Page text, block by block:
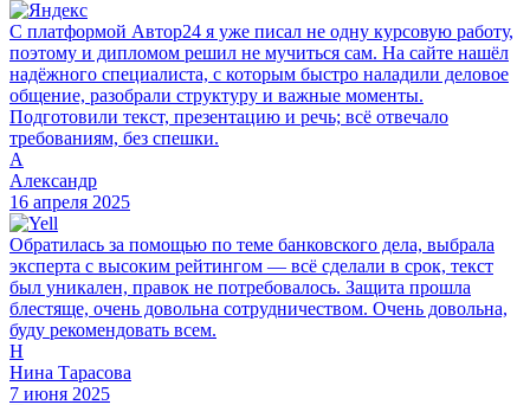
С платформой Автор24 я уже писал не одну курсовую работу,
поэтому и дипломом решил не мучиться сам. На сайте нашёл
надёжного специалиста, с которым быстро наладили деловое
общение, разобрали структуру и важные моменты.
Подготовили текст, презентацию и речь; всё отвечало
требованиям, без спешки.
А
Александр
16 апреля 2025
Обратилась за помощью по теме банковского дела, выбрала
эксперта с высоким рейтингом — всё сделали в срок, текст
был уникален, правок не потребовалось. Защита прошла
блестяще, очень довольна сотрудничеством. Очень довольна,
буду рекомендовать всем.
Н
Нина Тарасова
7 июня 2025